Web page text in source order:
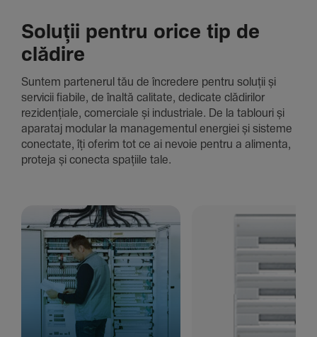
Soluții pentru orice tip de
clădire
Suntem parte­nerul tău de încre­dere pentru soluții și
servicii fiabile, de înaltă cali­tate, dedi­cate clădi­rilor
rezi­den­țiale, comer­ciale și indus­triale. De la tablouri și
aparataj modular la managementul energiei și sisteme
conec­tate, îți oferim tot ce ai nevoie pentru a alimenta,
proteja și conecta spațiile tale.